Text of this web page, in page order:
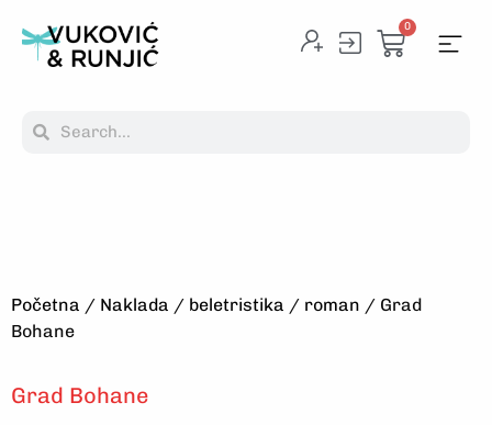
0
Početna / Naklada / beletristika / roman / Grad
Bohane
Grad Bohane